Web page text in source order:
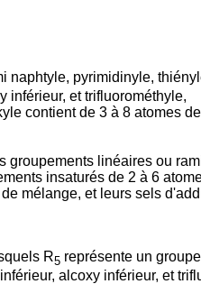
naphtyle, pyrimidinyle,
inférieur, et trifluorométhyle,
contient de 3 à 8 atomes
linéaires ou
insaturés de 2 à 6
mélange, et leurs sels
R5 représente un
alcoxy inférieur, et